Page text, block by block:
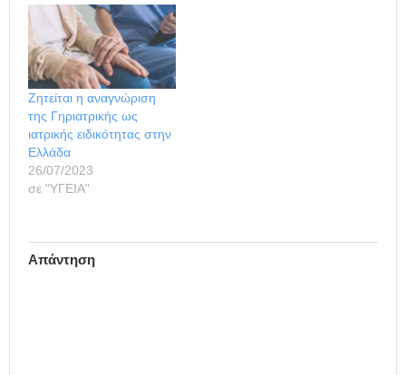
Ζητείται η αναγνώριση
της Γηριατρικής ως
ιατρικής ειδικότητας στην
Ελλάδα
26/07/2023
σε "ΥΓΕΙΑ"
Απάντηση